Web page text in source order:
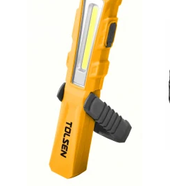
Pantaloni scurţi
Protecţie la pericole
Salopetă cu pieptar
îmbrăcăminte unică folosinţă
Industria Alimentară
Accesorii industria alimentară
Combinezon